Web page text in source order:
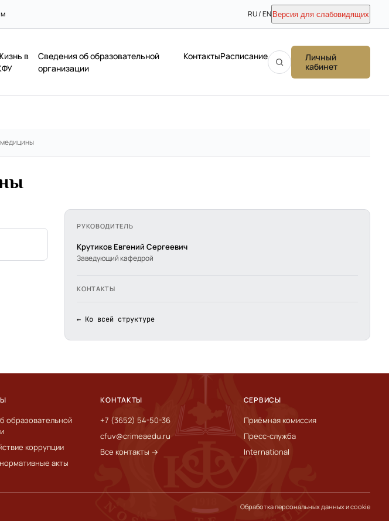
RU / EN Версия для слабовидящих
в
Сведения об образовательной
организации
КонтактыРасписание
Личный
кабинет
РУКОВОДИТЕЛЬ
Крутиков Евгений Сергеевич
Заведующий кафедрой
КОНТАКТЫ
← Ко всей структуре
образовательной
коррупции
акты
КОНТАКТЫ
+7 (3652) 54-50-36
cfuv@crimeaedu.ru
Все контакты →
СЕРВИСЫ
Приёмная комиссия
Пресс-служба
International
Обработка персональных данных и cookie